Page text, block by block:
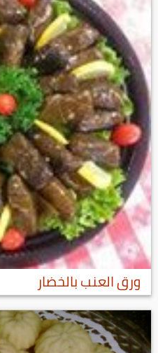
ورق العنب بالخضار